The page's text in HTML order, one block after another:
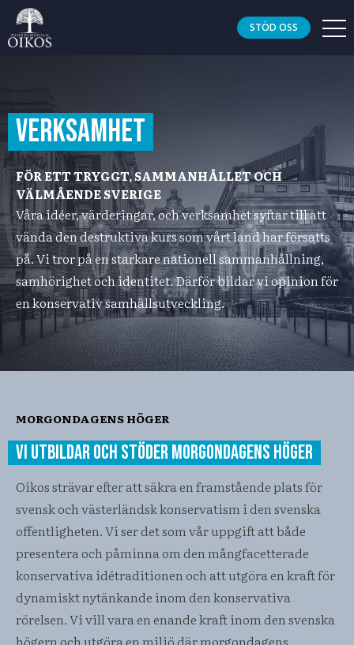
STÖD OSS
Verksamhet
FÖR ETT TRYGGT, SAMMANHÅLLET OCH
VÄLMÅENDE SVERIGE
Våra idéer, värderingar, och verksamhet syftar till att
vända den destruktiva kurs som vårt land har försatts
på. Vi tror på en starkare nationell sammanhållning,
samhörighet och identitet. Därför bildar vi opinion för
en konservativ samhällsutveckling.
MORGONDAGENS HÖGER
VI UTBILDAR OCH STÖDER MORGONDAGENS HÖGER
Oikos strävar efter att säkra en framstående plats för
svensk och västerländsk konservatism i den svenska
offentligheten. Vi ser det som vår uppgift att både
presentera och påminna om den mångfacetterade
konservativa idétraditionen och att utgöra en kraft för
dynamiskt nytänkande inom den konservativa
rörelsen. Vi vill vara en enande kraft inom den svenska
högern och utgöra en miljö där morgondagens